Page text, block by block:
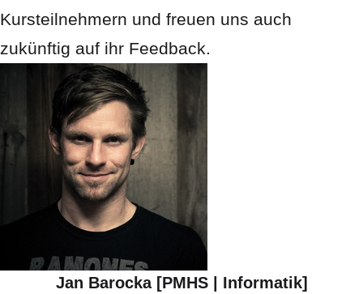
Kursteilnehmern und freuen uns auch
zukünftig auf ihr Feedback.
Jan Barocka [PMHS | Informatik]